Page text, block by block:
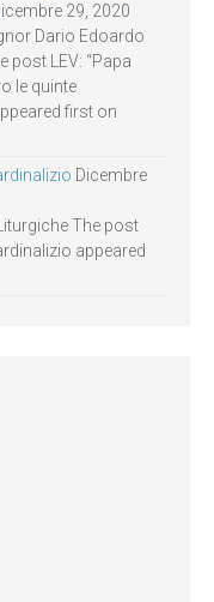
29, 2020
Dario Edoardo
post LEV: “Papa
le quinte
first on
Dicembre
The post
appeared